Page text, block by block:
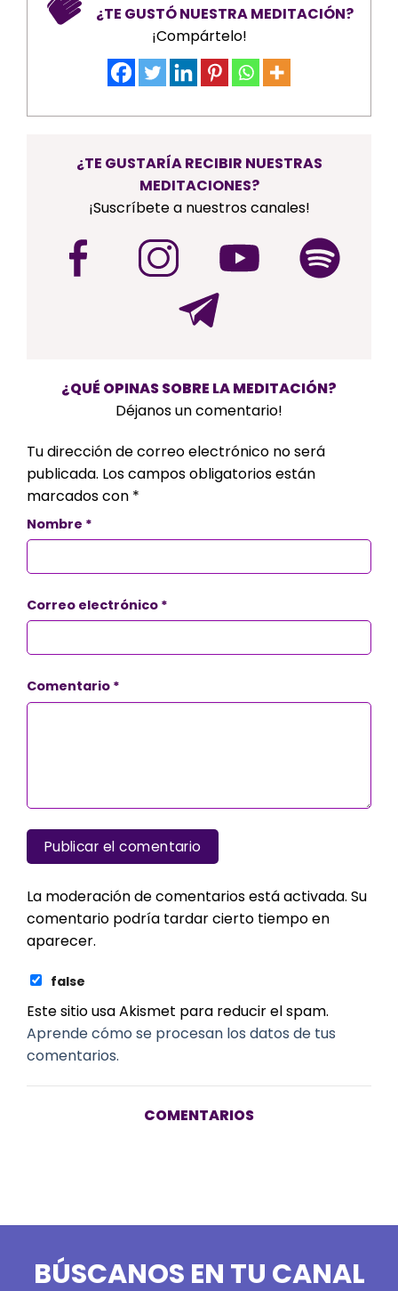
¿TE GUSTÓ NUESTRA MEDITACIÓN?
¡Compártelo!
¿TE GUSTARÍA RECIBIR NUESTRAS
MEDITACIONES?
¡Suscríbete a nuestros canales!
¿QUÉ OPINAS SOBRE LA MEDITACIÓN?
Déjanos un comentario!
Tu dirección de correo electrónico no será
publicada. Los campos obligatorios están
marcados con *
Nombre *
Correo electrónico *
Comentario *
La moderación de comentarios está activada. Su
comentario podría tardar cierto tiempo en
aparecer.
false
Este sitio usa Akismet para reducir el spam.
Aprende cómo se procesan los datos de tus
comentarios.
COMENTARIOS
BÚSCANOS EN TU CANAL